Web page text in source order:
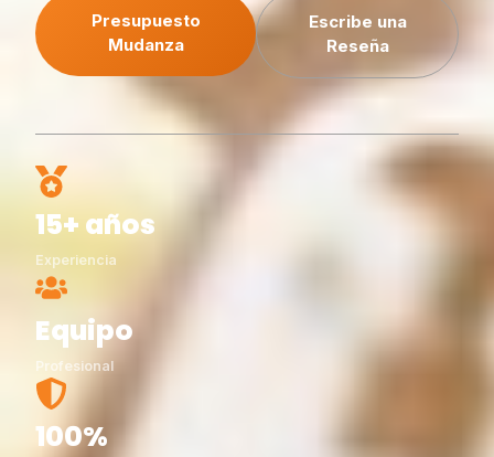
Presupuesto
Mudanza
Escribe una
Reseña
15+ años
Experiencia
Equipo
Profesional
100%